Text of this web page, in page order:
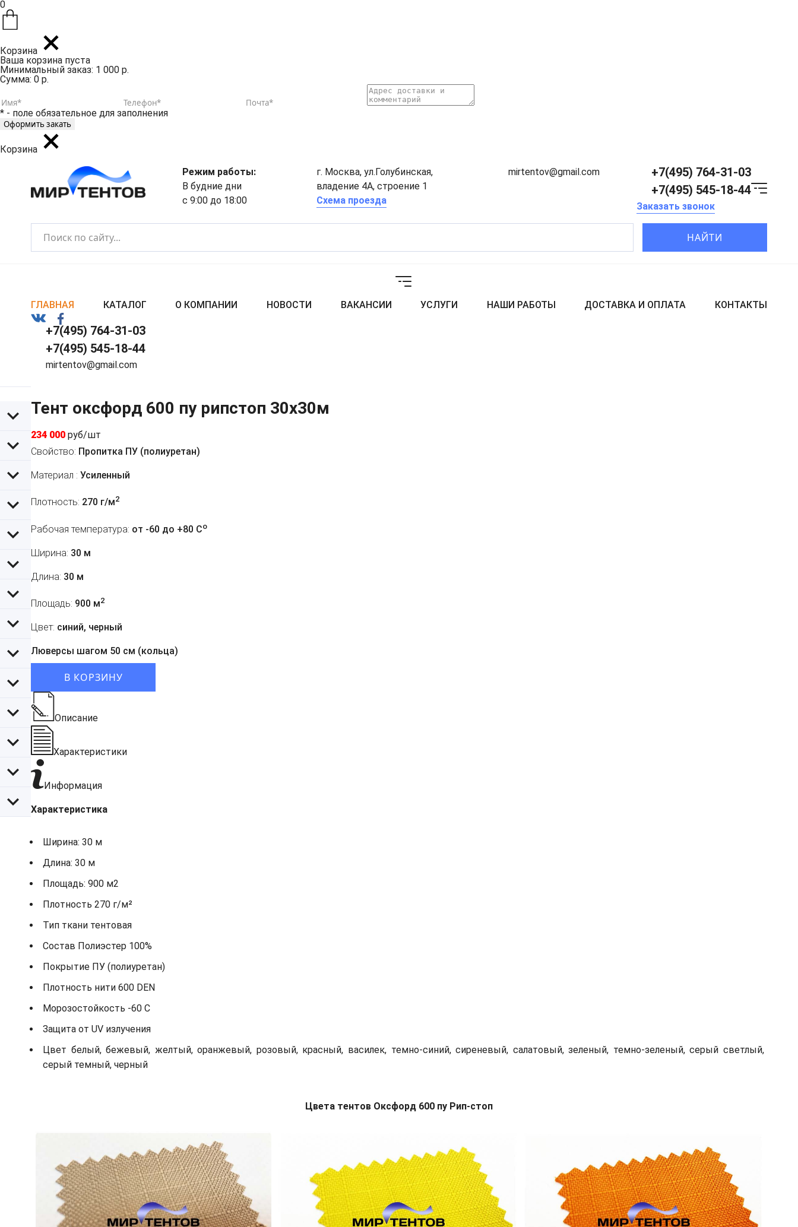
0
Корзина
Ваша корзина пуста
Минимальный заказ: 1 000 р.
Сумма: 0 р.
* - поле обязательное для заполнения
Корзина
Режим работы:
В будние дни
с 9:00 до 18:00
г. Москва, ул.Голубинская,
владение 4А, строение 1
Схема проезда
mirtentov@gmail.com
+7(495) 764-31-03
+7(495) 545-18-44
Заказать звонок
НАЙТИ
ГЛАВНАЯ КАТАЛОГ О КОМПАНИИ НОВОСТИ ВАКАНСИИ УСЛУГИ НАШИ РАБОТЫ ДОСТАВКА И ОПЛАТА КОНТАКТЫ
+7(495) 764-31-03
+7(495) 545-18-44
mirtentov@gmail.com
Тент оксфорд 600 пу рипстоп 30х30м
234 000 руб/шт
Свойство: Пропитка ПУ (полиуретан)
Материал : Усиленный
Плотность: 270 г/м2
Рабочая температура: от -60 до +80 Co
Ширина: 30 м
Длина: 30 м
Площадь: 900 м2
Цвет: синий, черный
Люверсы шагом 50 см (кольца)
В КОРЗИНУ
Описание
Характеристики
Информация
Характеристика
Ширина: 30 м
Длина: 30 м
Площадь: 900 м2
Плотность 270 г/м²
Тип ткани тентовая
Состав Полиэстер 100%
Покрытие ПУ (полиуретан)
Плотность нити 600 DEN
Морозостойкость -60 С
Защита от UV излучения
Цвет белый, бежевый, желтый, оранжевый, розовый, красный, василек, темно-синий, сиреневый, салатовый, зеленый, темно-зеленый, серый светлый,
серый темный, черный
Цвета тентов Оксфорд 600 пу Рип-стоп